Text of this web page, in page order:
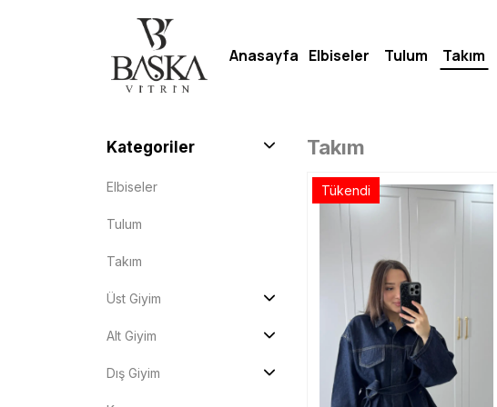
Kategoriler
Elbiseler
Tulum
Takım
Üst Giyim
Alt Giyim
Dış Giyim
Takım
Tükendi
Anasayfa Elbiseler Tulum Takım